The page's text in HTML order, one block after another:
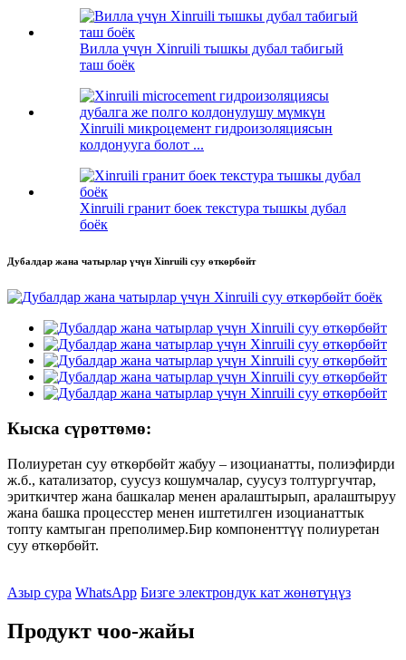
Вилла үчүн Xinruili тышкы дубал табигый
таш боёк
Xinruili микроцемент гидроизоляциясын
колдонууга болот ...
Xinruili гранит боек текстура тышкы дубал
боёк
Дубалдар жана чатырлар үчүн Xinruili суу өткөрбөйт
Кыска сүрөттөмө:
Полиуретан суу өткөрбөйт жабуу – изоцианатты, полиэфирди
ж.б., катализатор, суусуз кошумчалар, суусуз толтургучтар,
эриткичтер жана башкалар менен аралаштырып, аралаштыруу
жана башка процесстер менен иштетилген изоцианаттык
топту камтыган преполимер.Бир компоненттүү полиуретан
суу өткөрбөйт.
Азыр сура WhatsApp Бизге электрондук кат жөнөтүңүз
Продукт чоо-жайы